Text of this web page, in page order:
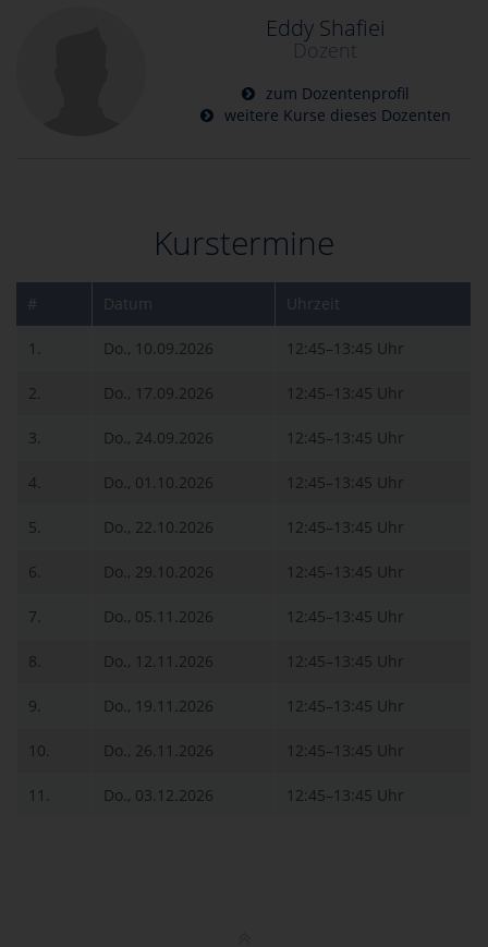
Eddy Shafiei
Dozent
zum Dozentenprofil
weitere Kurse dieses Dozenten
Kurstermine
# Datum Uhrzeit
1. Do., 10.09.2026 12:45–13:45 Uhr
2. Do., 17.09.2026 12:45–13:45 Uhr
3. Do., 24.09.2026 12:45–13:45 Uhr
4. Do., 01.10.2026 12:45–13:45 Uhr
5. Do., 22.10.2026 12:45–13:45 Uhr
6. Do., 29.10.2026 12:45–13:45 Uhr
7. Do., 05.11.2026 12:45–13:45 Uhr
8. Do., 12.11.2026 12:45–13:45 Uhr
9. Do., 19.11.2026 12:45–13:45 Uhr
10. Do., 26.11.2026 12:45–13:45 Uhr
11. Do., 03.12.2026 12:45–13:45 Uhr